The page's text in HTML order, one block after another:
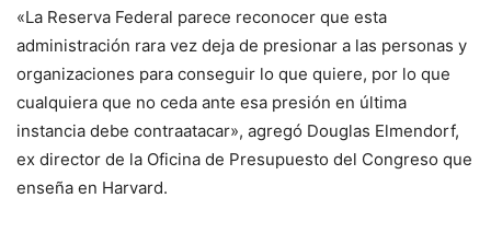
«La Reserva Federal parece reconocer que esta
administración rara vez deja de presionar a las personas y
organizaciones para conseguir lo que quiere, por lo que
cualquiera que no ceda ante esa presión en última
instancia debe contraatacar», agregó Douglas Elmendorf,
ex director de la Oficina de Presupuesto del Congreso que
enseña en Harvard.